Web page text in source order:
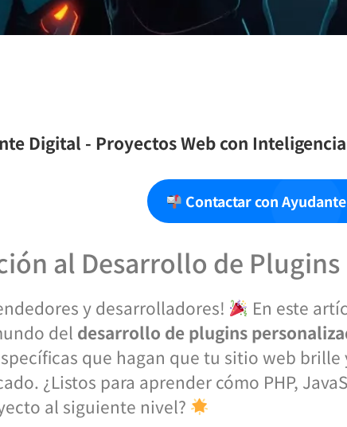
Digital - Proyectos Web con
Contactar con
al Desarrollo de
y desarrolladores!
En este
del desarrollo de plugins
que hagan que tu sitio web
¿Listos para aprender cómo PHP,
al siguiente nivel?